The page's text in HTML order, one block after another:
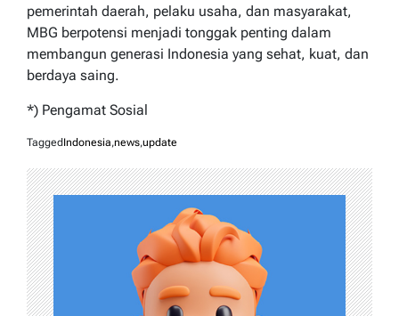
pemerintah daerah, pelaku usaha, dan masyarakat,
MBG berpotensi menjadi tonggak penting dalam
membangun generasi Indonesia yang sehat, kuat, dan
berdaya saing.
*) Pengamat Sosial
Tagged Indonesia,news,update